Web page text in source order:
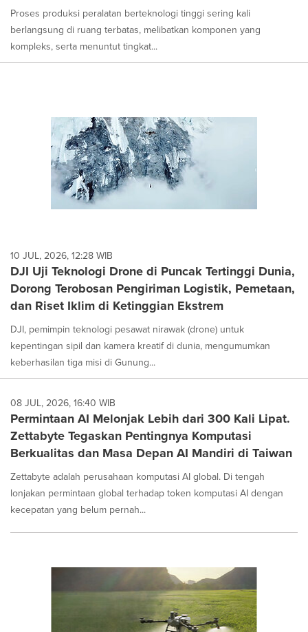
Proses produksi peralatan berteknologi tinggi sering kali
berlangsung di ruang terbatas, melibatkan komponen yang
kompleks, serta menuntut tingkat...
10 JUL, 2026, 12:28 WIB
DJI Uji Teknologi Drone di Puncak Tertinggi Dunia,
Dorong Terobosan Pengiriman Logistik, Pemetaan,
dan Riset Iklim di Ketinggian Ekstrem
DJI, pemimpin teknologi pesawat nirawak (drone) untuk
kepentingan sipil dan kamera kreatif di dunia, mengumumkan
keberhasilan tiga misi di Gunung...
08 JUL, 2026, 16:40 WIB
Permintaan AI Melonjak Lebih dari 300 Kali Lipat.
Zettabyte Tegaskan Pentingnya Komputasi
Berkualitas dan Masa Depan AI Mandiri di Taiwan
Zettabyte adalah perusahaan komputasi AI global. Di tengah
lonjakan permintaan global terhadap token komputasi AI dengan
kecepatan yang belum pernah...